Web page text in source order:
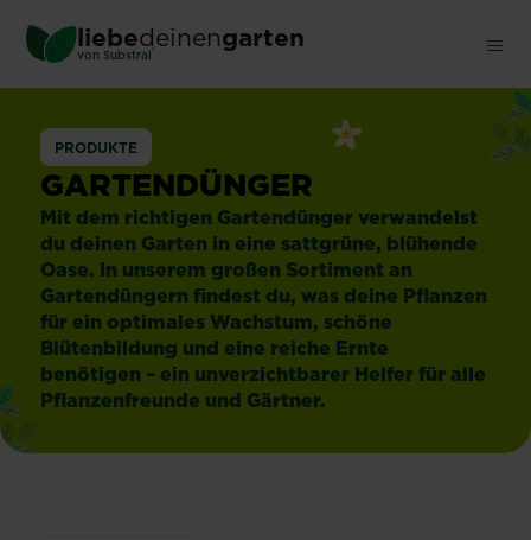
main
content
liebedeinengarten
von Substral ®
Gartendünger
PRODUKTE
GARTENDÜNGER
Mit dem richtigen Gartendünger verwandelst
du deinen Garten in eine sattgrüne, blühende
Oase. In unserem großen Sortiment an
Gartendüngern findest du, was deine Pflanzen
für ein optimales Wachstum, schöne
Blütenbildung und eine reiche Ernte
benötigen – ein unverzichtbarer Helfer für alle
Pflanzenfreunde und Gärtner.